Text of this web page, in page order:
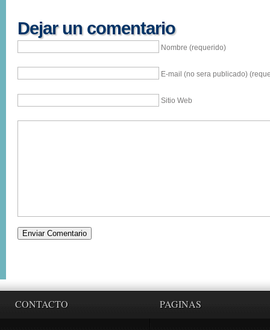
Dejar un comentario
Nombre (requerido)
E-mail (no sera publicado)
Sitio Web
CONTACTO PAGINAS